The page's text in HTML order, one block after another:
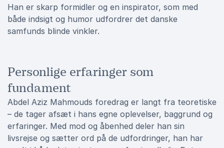
Han er skarp formidler og en inspirator, som med
både indsigt og humor udfordrer det danske
samfunds blinde vinkler.
Personlige erfaringer som
fundament
Abdel Aziz Mahmouds foredrag er langt fra teoretiske
– de tager afsæt i hans egne oplevelser, baggrund og
erfaringer. Med mod og åbenhed deler han sin
livsrejse og sætter ord på de udfordringer, han har